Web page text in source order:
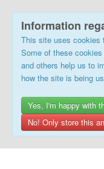
Information
This site uses cookies
Some of these
and others help us to
how the site is being
Yes, I'm happy with
No! Only store this